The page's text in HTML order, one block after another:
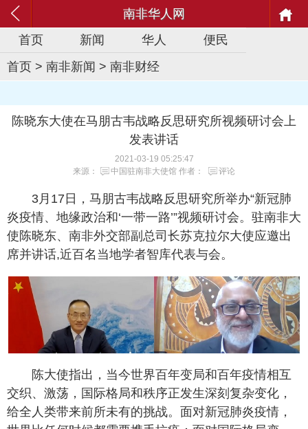
南非华人网
首页
新闻 华人
便民
首页 > 南非新闻 > 南非财经
陈晓东大使在马朋古韦战略反思研究所视频研讨会上
发表讲话
2021-03-19 05:25:47
来源：
中国驻南非大使馆 作者： 评论
3月17日，马朋古韦战略反思研究所举办“新冠肺
炎疫情、地缘政治和‘一带一路’”视频研讨会。驻南非大
使陈晓东、南非外交部副总司长苏克拉尔大使应邀出
席并讲话,近百名当地学者智库代表与会。
陈大使指出，当今世界百年变局和百年疫情相互
交织、激荡，国际格局和秩序正发生深刻复杂变化，
给全人类带来前所未有的挑战。面对新冠肺炎疫情，